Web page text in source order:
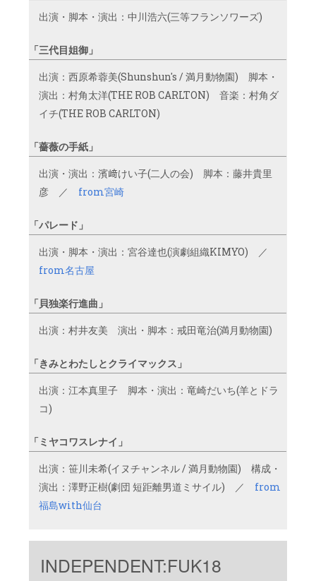
出演・脚本・演出：中川浩六(三等フランソワーズ)
「三代目姐御」
出演：西原希蓉美(Shunshun's / 満月動物園) 脚本・
演出：村角太洋(THE ROB CARLTON) 音楽：村角ダ
イチ(THE ROB CARLTON)
「薔薇の手紙」
出演・演出：濱﨑けい子(二人の会) 脚本：藤井貴里
彦 ／ from宮崎
「パレード」
出演・脚本・演出：宮谷達也(演劇組織KIMYO) ／
from名古屋
「貝独楽行進曲」
出演：村井友美 演出・脚本：戒田竜治(満月動物園)
「きみとわたしとクライマックス」
出演：江本真里子 脚本・演出：竜崎だいち(羊とドラ
コ)
「ミヤコワスレナイ」
出演：笹川未希(イヌチャンネル / 満月動物園) 構成・
演出：澤野正樹(劇団 短距離男道ミサイル) ／ from
福島with仙台
INDEPENDENT:FUK18